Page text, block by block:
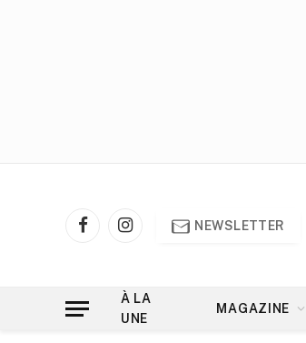
FacebookInstagram
NEWSLETTER
À LA
UNE
MAGAZINE